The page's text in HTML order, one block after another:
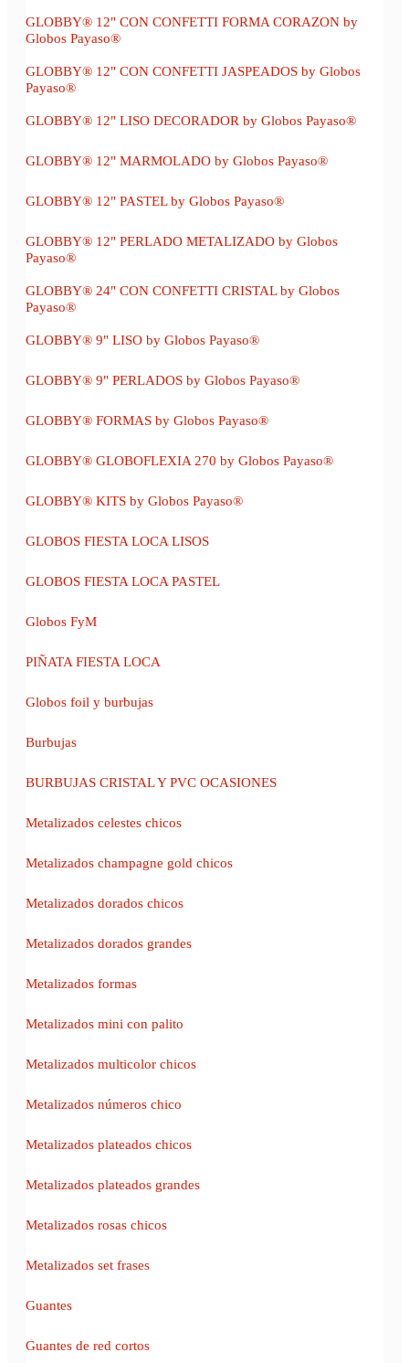
GLOBBY® 12" CON CONFETTI FORMA CORAZON by
Globos Payaso®
GLOBBY® 12" CON CONFETTI JASPEADOS by Globos
Payaso®
GLOBBY® 12" LISO DECORADOR by Globos Payaso®
GLOBBY® 12" MARMOLADO by Globos Payaso®
GLOBBY® 12" PASTEL by Globos Payaso®
GLOBBY® 12" PERLADO METALIZADO by Globos
Payaso®
GLOBBY® 24" CON CONFETTI CRISTAL by Globos
Payaso®
GLOBBY® 9" LISO by Globos Payaso®
GLOBBY® 9" PERLADOS by Globos Payaso®
GLOBBY® FORMAS by Globos Payaso®
GLOBBY® GLOBOFLEXIA 270 by Globos Payaso®
GLOBBY® KITS by Globos Payaso®
GLOBOS FIESTA LOCA LISOS
GLOBOS FIESTA LOCA PASTEL
Globos FyM
PIÑATA FIESTA LOCA
Globos foil y burbujas
Burbujas
BURBUJAS CRISTAL Y PVC OCASIONES
Metalizados celestes chicos
Metalizados champagne gold chicos
Metalizados dorados chicos
Metalizados dorados grandes
Metalizados formas
Metalizados mini con palito
Metalizados multicolor chicos
Metalizados números chico
Metalizados plateados chicos
Metalizados plateados grandes
Metalizados rosas chicos
Metalizados set frases
Guantes
Guantes de red cortos